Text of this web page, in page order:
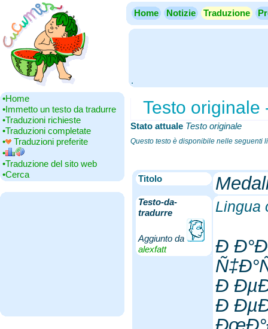
Home Notizie Traduzione
.
•‎Home
•‎Immetto un testo da tradurre
•‎Traduzioni richieste
•‎Traduzioni completate
•‎
Traduzioni preferite
•‎
•‎Traduzione del sito web
•‎Cerca
Testo originale
Stato attuale Testo originale
Questo testo è disponibile nelle seguenti
Titolo
Testo-da-
tradurre
Aggiunto da
alexfatt
Lingua
Ð
Ð
Ð